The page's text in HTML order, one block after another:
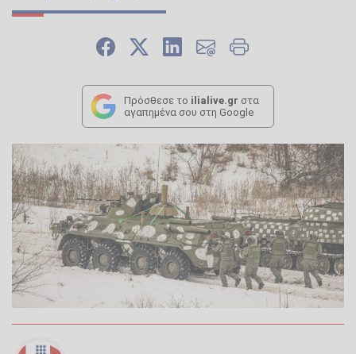
Πρόσθεσε το ilialive.gr στα
αγαπημένα σου στη Google